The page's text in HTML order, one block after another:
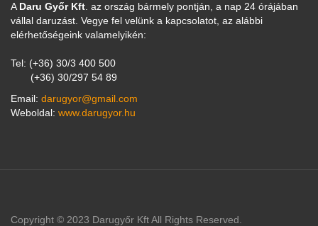
A Daru Győr Kft . az ország bármely pontján, a nap 24 órájában
vállal daruzást. Vegye fel velünk a kapcsolatot, az alábbi
elérhetőségeink valamelyikén:
Tel: (+36) 30/3 400 500
(+36) 30/297 54 89
Email: darugyor@gmail.com
Weboldal: www.darugyor.hu
Copyright © 2023 Darugyőr Kft All Rights Reserved.